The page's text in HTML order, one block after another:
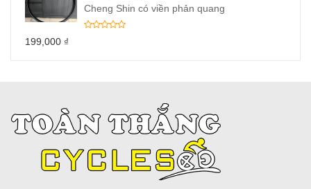
Cheng Shin có viền phản quang
199,000 ₫